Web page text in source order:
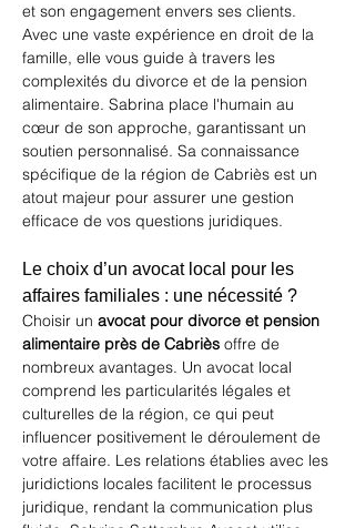
et son engagement envers ses clients.
Avec une vaste expérience en droit de la
famille, elle vous guide à travers les
complexités du divorce et de la pension
alimentaire. Sabrina place l'humain au
cœur de son approche, garantissant un
soutien personnalisé. Sa connaissance
spécifique de la région de Cabriès est un
atout majeur pour assurer une gestion
efficace de vos questions juridiques.
Le choix d’un avocat local pour les
affaires familiales : une nécessité ?
Choisir un avocat pour divorce et pension
alimentaire près de Cabriès offre de
nombreux avantages. Un avocat local
comprend les particularités légales et
culturelles de la région, ce qui peut
influencer positivement le déroulement de
votre affaire. Les relations établies avec les
juridictions locales facilitent le processus
juridique, rendant la communication plus